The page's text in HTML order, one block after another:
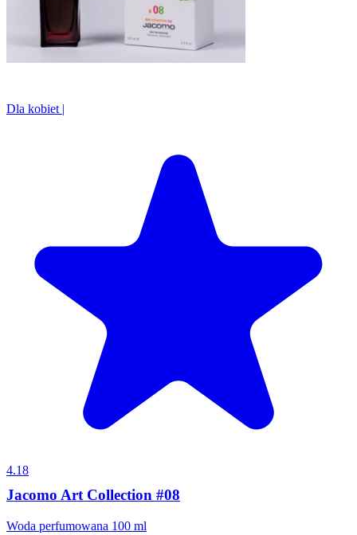
Dla kobiet |
4.18
Jacomo Art Collection #08
Woda perfumowana 100 ml